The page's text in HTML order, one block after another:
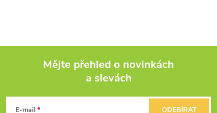
Mějte přehled o novinkách
a slevách
E-mail ODEBÍRAT